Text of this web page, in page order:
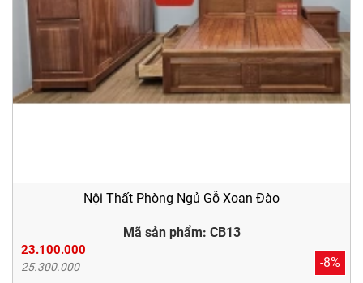
Nội Thất Phòng Ngủ Gỗ Xoan Đào
Mã sản phẩm: CB13
23.100.000
25.300.000 -8%